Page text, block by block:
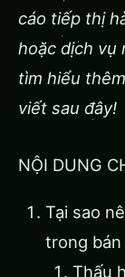
cáo tiếp thị
hoặc dịch vụ
tìm hiểu
viết sau đây!
NỘI DUNG
Tại sao
trong bán
Thấu